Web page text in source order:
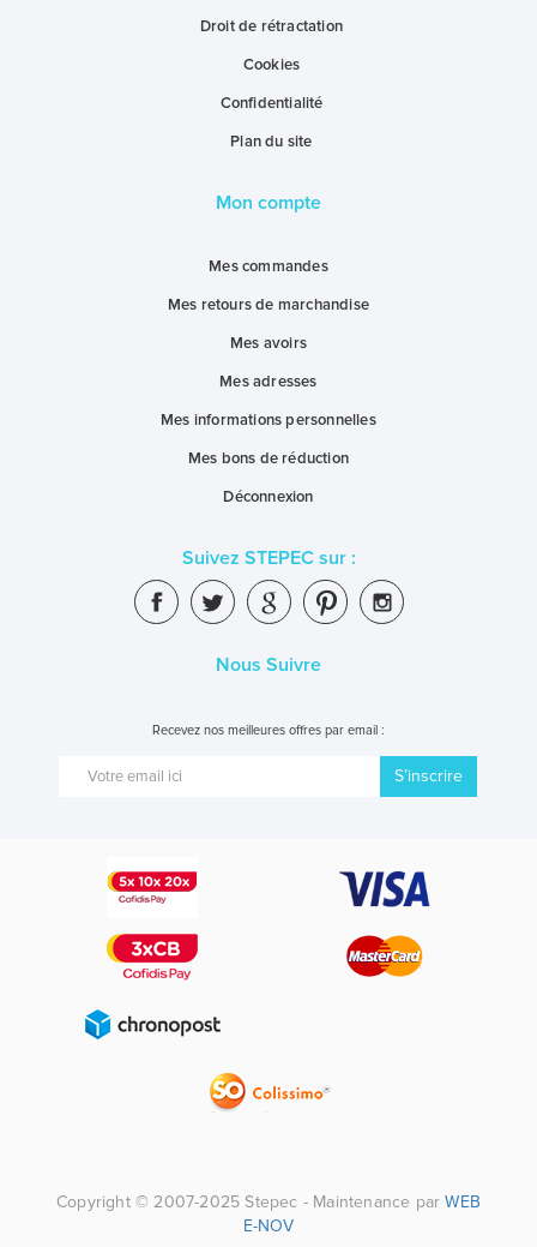
Droit de rétractation
Cookies
Confidentialité
Plan du site
Mon compte
Mes commandes
Mes retours de marchandise
Mes avoirs
Mes adresses
Mes informations personnelles
Mes bons de réduction
Déconnexion
Suivez STEPEC sur :
Nous Suivre
Recevez nos meilleures offres par email :
S’inscrire
Copyright © 2007-2025 Stepec - Maintenance parWEB
E-NOV